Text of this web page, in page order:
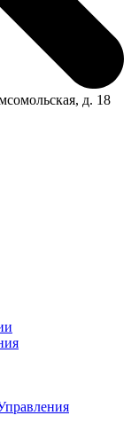
д. 18